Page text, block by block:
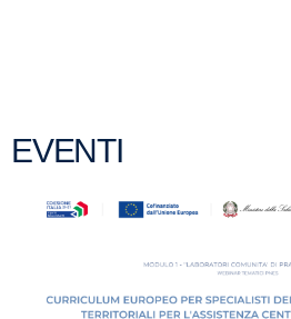
EVENTI